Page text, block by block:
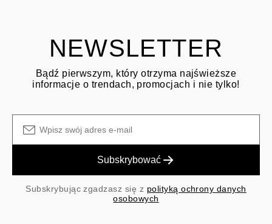
NEWSLETTER
Bądź pierwszym, który otrzyma najświeższe
informacje o trendach, promocjach i nie tylko!
Subskrybować
Subskrybując zgadzasz się z polityką ochrony danych
osobowych